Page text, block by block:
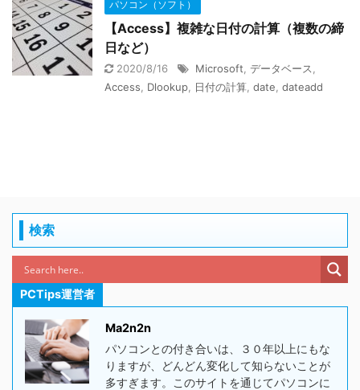
パソコン（ソフト）
【Access】複雑な日付の計算（複数の締
日など）
2020/8/16 Microsoft データベース
Access
Dlookup 日付の計算 date dateadd
検索
PCTips運営者
Ma2n2n
パソコンとの付き合いは、３０年以上にもな
りますが、どんどん変化して知らないことが
多すぎます。このサイトを通じてパソコンに